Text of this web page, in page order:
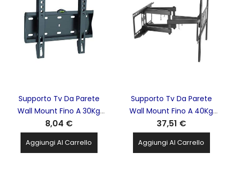
Supporto Tv Da Parete
Wall Mount Fino A 30Kg
23''-42'' Fixed Extra Slim
SUPERIOR ELECTRONICS -
STV001
8,04 €
Aggiungi Al Carrello
Supporto Tv Da Parete
Wall Mount Fino A 40Kg
37''-70'' Full Motion Extra
Slim SUPERIOR
ELECTRONICS - STV011
37,51 €
Aggiungi Al Carrello